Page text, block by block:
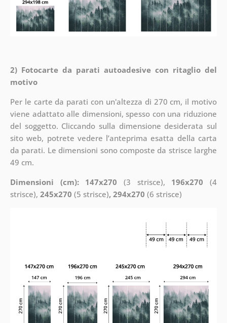
2) Fotocarte da parati autoadesive con ritaglio del
motivo
Per le carte da parati con un'altezza di 270 cm, il motivo
viene adattato alle dimensioni, spesso con una riduzione
del soggetto. Cliccando sulla dimensione desiderata sul
sito web, potrete vedere l’anteprima esatta della carta
da parati. Le dimensioni sono composte da strisce larghe
49 cm.
Dimensioni (cm): 147x270 (3 strisce), 196x270 (4
strisce), 245x270 (5 strisce), 294x270 (6 strisce)